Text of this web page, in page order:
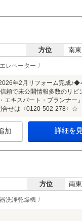
方位 南東
エレベーター
年2月リフォーム完成♪◆
頼で未公開情報多数のリビ
エキスパート・プランナー
合せは〈0120-502-278〉☆
加 詳細を
方位 南東
洗浄乾燥機